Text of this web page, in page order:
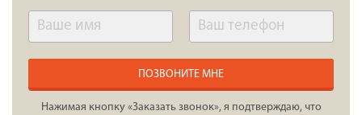
ПОЗВОНИТЕ МНЕ
Нажимая кнопку «Заказать звонок», я подтверждаю, что